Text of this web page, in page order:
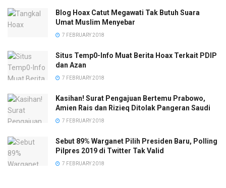
Blog Hoax Catut Megawati Tak Butuh Suara
Umat Muslim Menyebar
7 FEBRUARY 2018
Situs Temp0-Info Muat Berita Hoax Terkait PDIP
dan Azan
7 FEBRUARY 2018
Kasihan! Surat Pengajuan Bertemu Prabowo,
Amien Rais dan Rizieq Ditolak Pangeran Saudi
7 FEBRUARY 2018
Sebut 89% Warganet Pilih Presiden Baru, Polling
Pilpres 2019 di Twitter Tak Valid
7 FEBRUARY 2018